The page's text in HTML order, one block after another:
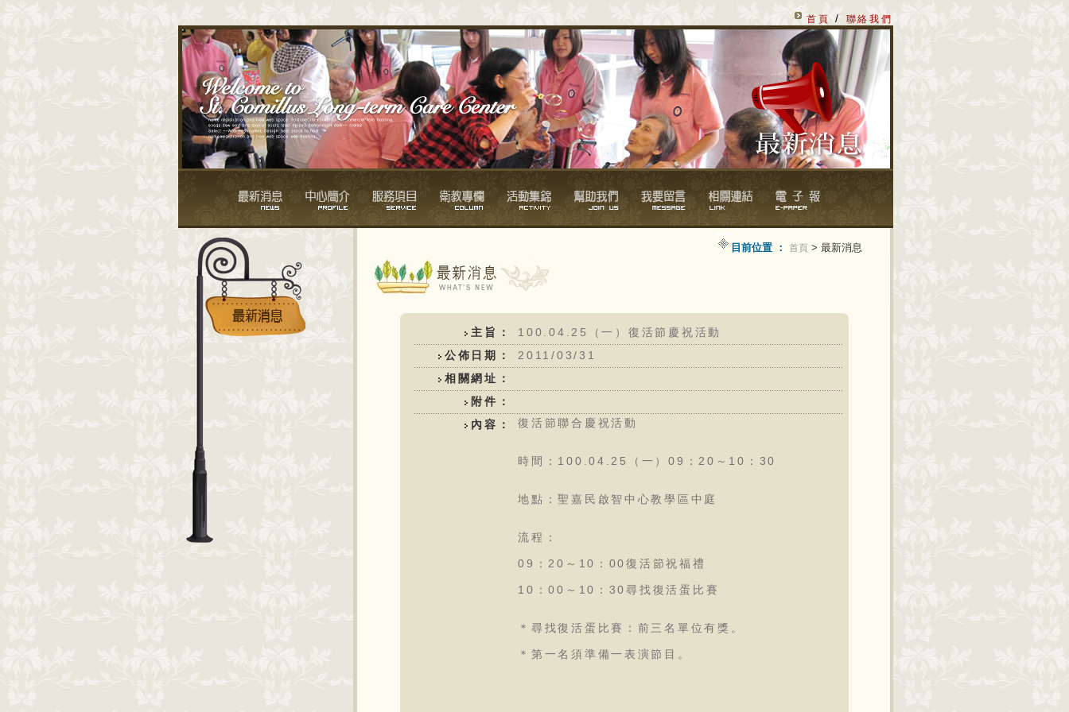
首頁 / 聯絡我們
目前位置 ： 首頁 > 最新消息
主旨：
100.04.25（一）復活節慶祝活動
公佈日期：
2011/03/31
相關網址：
附件：
內容：
復活節聯合慶祝活動
時間：100.04.25（一）09：20～10：30
地點：聖嘉民啟智中心教學區中庭
流程：
09：20～10：00復活節祝福禮
10：00～10：30尋找復活蛋比賽
＊尋找復活蛋比賽：前三名單位有獎。
＊第一名須準備一表演節目。